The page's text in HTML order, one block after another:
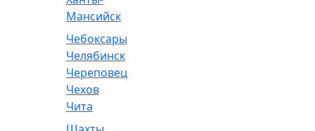
Мансийск
Чебоксары
Челябинск
Череповец
Чехов
Чита